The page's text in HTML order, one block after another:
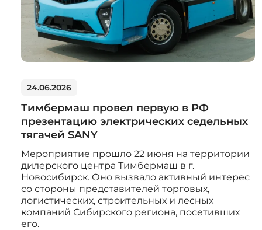
24.06.2026
Тимбермаш провел первую в РФ
презентацию электрических седельных
тягачей SANY
Мероприятие прошло 22 июня на территории
дилерского центра Тимбермаш в г.
Новосибирск. Оно вызвало активный интерес
со стороны представителей торговых,
логистических, строительных и лесных
компаний Сибирского региона, посетивших
его.